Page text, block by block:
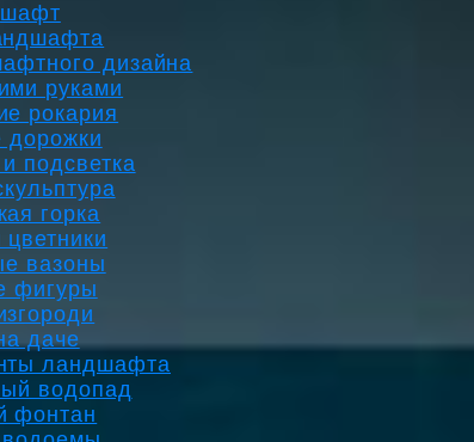
дизайна
руками
рокария
подсветка
горка
вазоны
фигуры
даче
ландшафта
водопад
фонтан